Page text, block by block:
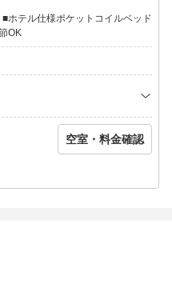
テル仕様ポケットコイルベッド
OK
空室・料金確認